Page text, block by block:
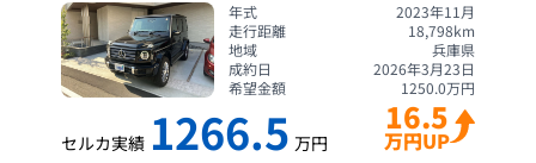
年式
2023年11月
走行距離
18,798km
地域
兵庫県
成約日
2026年3月23日
希望金額
1250.0万円
セルカ実績 1266.5 万円
16.5
万円UP